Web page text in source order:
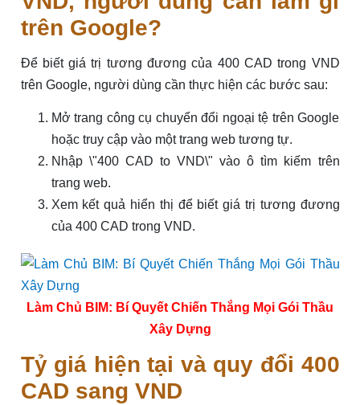
trên Google?
Để biết giá trị tương đương của 400 CAD trong VND
trên Google, người dùng cần thực hiện các bước sau:
Mở trang công cụ chuyển đổi ngoại tệ trên Google
hoặc truy cập vào một trang web tương tự.
Nhập \"400 CAD to VND\" vào ô tìm kiếm trên
trang web.
Xem kết quả hiển thị để biết giá trị tương đương
của 400 CAD trong VND.
Làm Chủ BIM: Bí Quyết Chiến Thắng Mọi Gói Thầu
Xây Dựng
Tỷ giá hiện tại và quy đổi 400
CAD sang VND